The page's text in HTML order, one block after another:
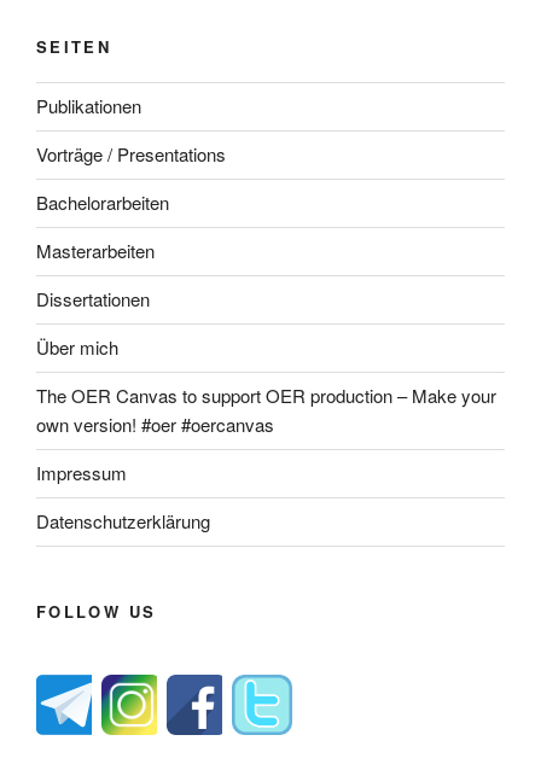
SEITEN
Publikationen
Vorträge / Presentations
Bachelorarbeiten
Masterarbeiten
Dissertationen
Über mich
The OER Canvas to support OER production – Make your
own version! #oer #oercanvas
Impressum
Datenschutzerklärung
FOLLOW US